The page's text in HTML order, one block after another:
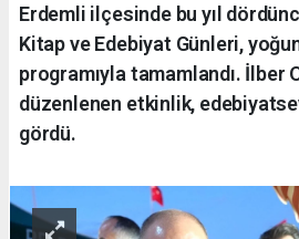
Erdemli ilçesinde bu yıl
Kitap ve Edebiyat Günleri,
programıyla tamamlandı. İlber
düzenlenen etkinlik,
gördü.